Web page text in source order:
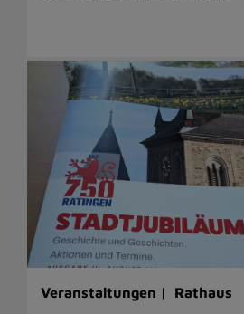
Veranstaltungen | Rathaus